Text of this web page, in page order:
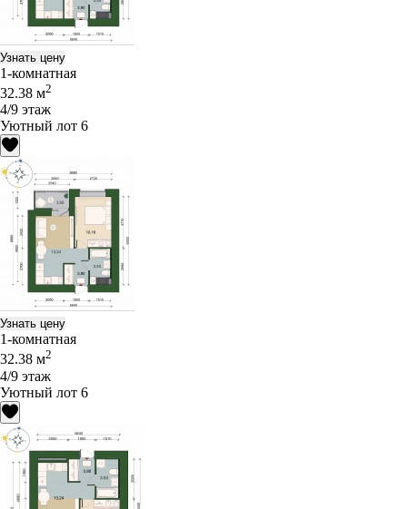
Узнать цену
1-комнатная
32.38 м2
4/9 этаж
Уютный лот 6
Узнать цену
1-комнатная
32.38 м2
4/9 этаж
Уютный лот 6